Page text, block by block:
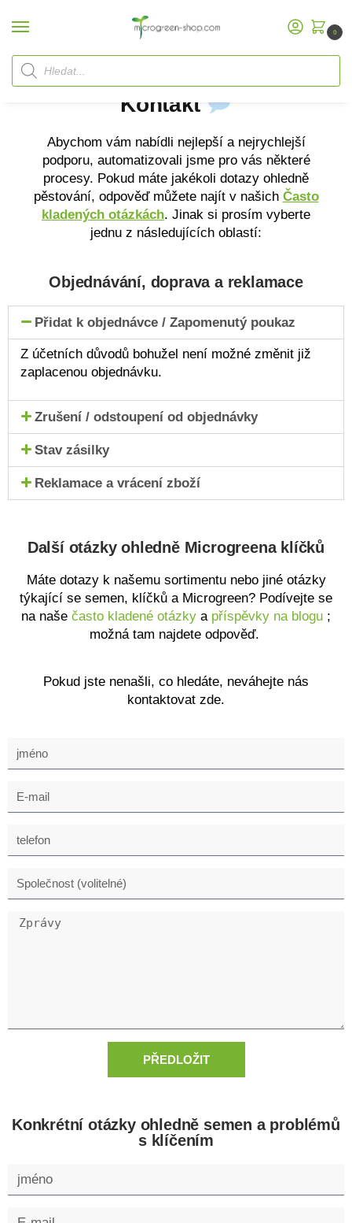
0
Domů Kontakt
Kontakt
Abychom vám nabídli nejlepší a nejrychlejší
podporu, automatizovali jsme pro vás některé
procesy. Pokud máte jakékoli dotazy ohledně
pěstování, odpověď můžete najít v našich Často
kladených otázkách. Jinak si prosím vyberte
jednu z následujících oblastí:
Objednávání, doprava a reklamace
Přidat k objednávce / Zapomenutý poukaz
Z účetních důvodů bohužel není možné změnit již
zaplacenou objednávku.
Zrušení / odstoupení od objednávky
Stav zásilky
Reklamace a vrácení zboží
Další otázky ohledně Microgreena klíčků
Máte dotazy k našemu sortimentu nebo jiné otázky
týkající se semen, klíčků a Microgreen? Podívejte se
na naše často kladené otázky a příspěvky na blogu ;
možná tam najdete odpověď.
Pokud jste nenašli, co hledáte, neváhejte nás
kontaktovat zde.
PŘEDLOŽIT
Konkrétní otázky ohledně semen a problémů
s klíčením